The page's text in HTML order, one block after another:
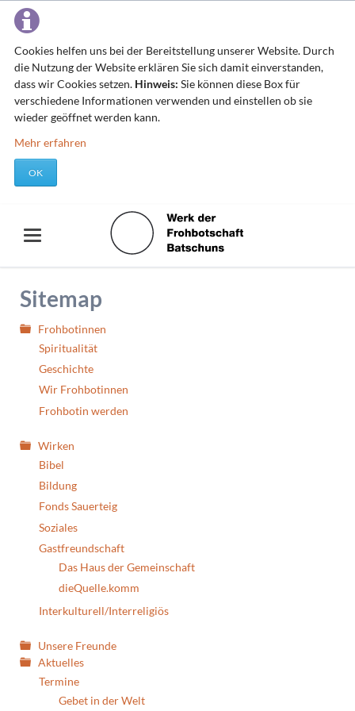
Cookies helfen uns bei der Bereitstellung unserer Website. Durch
die Nutzung der Website erklären Sie sich damit einverstanden,
dass wir Cookies setzen. Hinweis: Sie können diese Box für
verschiedene Informationen verwenden und einstellen ob sie
wieder geöffnet werden kann.
Mehr erfahren
OK
Sitemap
Frohbotinnen
Spiritualität
Geschichte
Wir Frohbotinnen
Frohbotin werden
Wirken
Bibel
Bildung
Fonds Sauerteig
Soziales
Gastfreundschaft
Das Haus der Gemeinschaft
dieQuelle.komm
Interkulturell/Interreligiös
Unsere Freunde
Aktuelles
Termine
Gebet in der Welt